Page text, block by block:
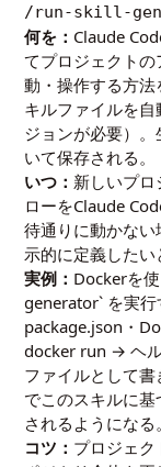
/run-skill-
何を： Claude
てプロジェクト
動・操作する方
キルファイルを
ジョンが必要）
いて保存される。
いつ： 新しいプ
ローをClaude
待通りに動かな
示的に定義したい
実例： Dockerを
generator` を実行
package.json・
docker run → ヘ
ファイルとして
でこのスキルに
されるようになる。
コツ： プロジェク